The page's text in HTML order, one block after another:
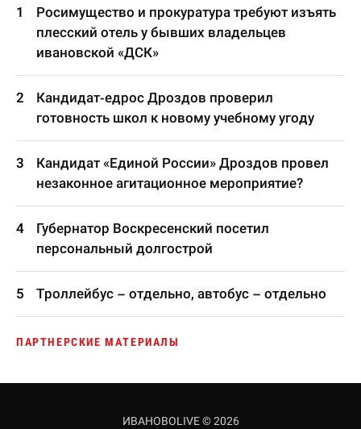
Росимущество и прокуратура требуют изъять
плесский отель у бывших владельцев
ивановской «ДСК»
Кандидат-едрос Дроздов проверил
готовность школ к новому учебному угоду
Кандидат «Единой России» Дроздов провел
незаконное агитационное мероприятие?
Губернатор Воскресенский посетил
персональный долгострой
Троллейбус – отдельно, автобус – отдельно
ПАРТНЕРСКИЕ МАТЕРИАЛЫ
ИВАНОВОLIVE © 2026